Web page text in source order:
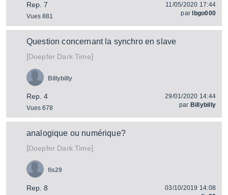
Rep. 7
Vues 881
11/05/2020 17:44
par
lbgo000
Question concernant la synchro en slave
[Doepfer Dark Time]
Rep. 4
Vues 678
Billybilly
29/01/2020 14:44
par Billybilly
analogique ou numérique?
[Doepfer Dark Time]
Rep. 8
fis29
03/10/2019 14:08